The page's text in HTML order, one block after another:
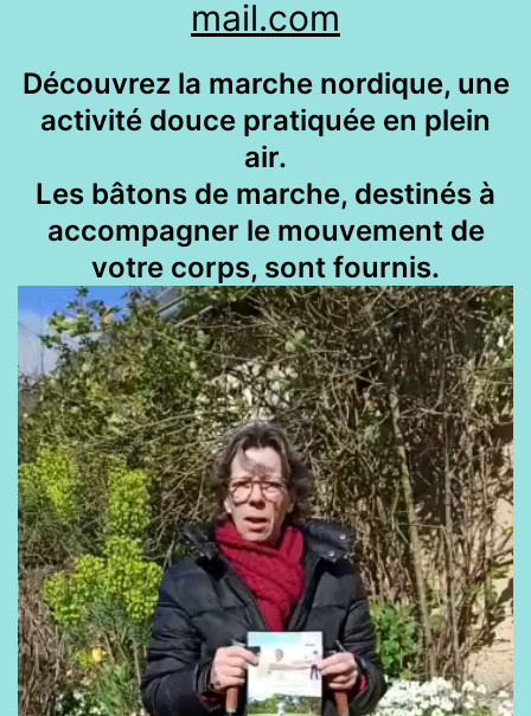
mail.com
Découvrez la marche nordique, une
activité douce pratiquée en plein
air.
Les bâtons de marche, destinés à
accompagner le mouvement de
votre corps, sont fournis.